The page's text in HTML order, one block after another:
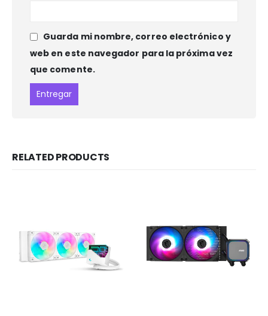
Guarda mi nombre, correo electrónico y
web en este navegador para la próxima vez
que comente.
RELATED PRODUCTS